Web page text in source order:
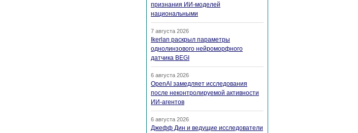
признания ИИ-моделей
национальными
7 августа 2026
Ikerlan раскрыл параметры
однолинзового нейроморфного
датчика BEGI
6 августа 2026
OpenAI замедляет исследования
после неконтролируемой активности
ИИ-агентов
6 августа 2026
Джефф Дин и ведущие исследователи